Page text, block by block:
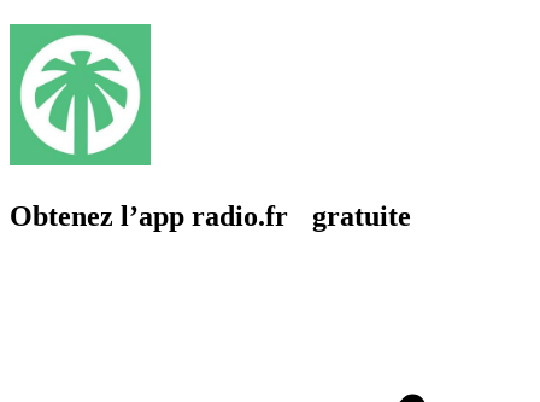
Obtenez l’app radio.fr gratuite